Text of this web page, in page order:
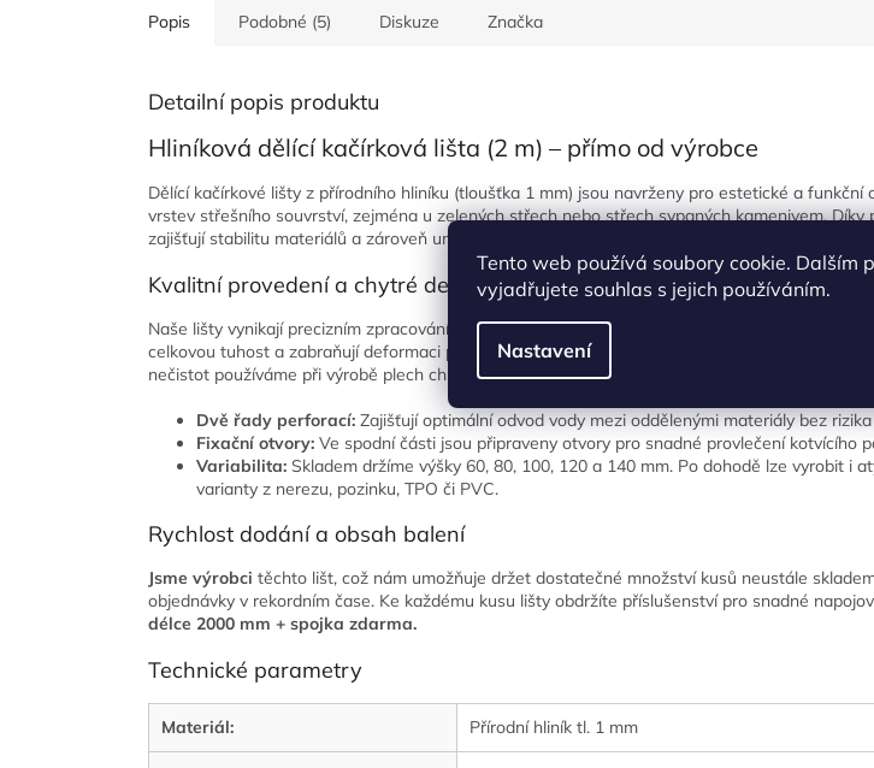
Tento web používá soubory cookie. Dalším
vyjadřujete souhlas s jejich používáním.
Nastavení
Popis Podobné (5) Diskuze Značka
Detailní popis produktu
Hliníková dělící kačírková lišta (2 m) – přímo od výrobce
Dělící kačírkové lišty z přírodního hliníku (tloušťka 1 mm) jsou navrženy pro estetické a funkční
vrstev střešního souvrství, zejména u zelených střech nebo střech sypaných kamenivem. Díky
zajišťují stabilitu materiálů a zároveň umožňují volný průtok dešťové vody.
Kvalitní provedení a chytré detaily
Naše lišty vynikají precizním zpracováním na moderních strojích. Delší strany lišty jsou
celkovou tuhost a zabraňují deformaci při zatížení. Pro zachování maximální kvality povrchu
nečistot používáme při výrobě plech chráněný fólií.
Dvě řady perforací: Zajišťují optimální odvod vody mezi oddělenými materiály bez
Fixační otvory: Ve spodní části jsou připraveny otvory pro snadné provlečení kotvícího
Variabilita: Skladem držíme výšky 60, 80, 100, 120 a 140 mm. Po dohodě lze vyrobit i
varianty z nerezu, pozinku, TPO či PVC.
Rychlost dodání a obsah balení
Jsme výrobci těchto lišt, což nám umožňuje držet dostatečné množství kusů neustále
objednávky v rekordním čase. Ke každému kusu lišty obdržíte příslušenství pro snadné
délce 2000 mm + spojka zdarma.
Technické parametry
Materiál: Přírodní hliník tl. 1 mm